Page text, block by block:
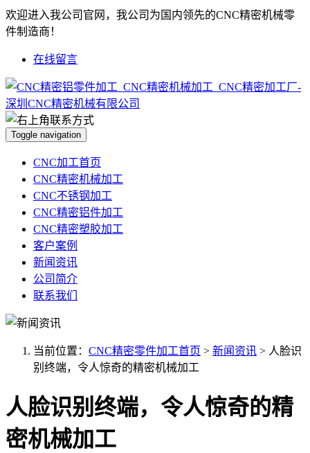
欢迎进入我公司官网，我公司为国内领先的CNC精密机械零
件制造商！
在线留言
Toggle navigation
CNC加工首页
CNC精密机械加工
CNC不锈钢加工
CNC精密铝件加工
CNC精密塑胶加工
客户案例
新闻资讯
公司简介
联系我们
当前位置： CNC精密零件加工首页 > 新闻资讯 > 人脸识
别终端，令人惊奇的精密机械加工
人脸识别终端，令人惊奇的精
密机械加工